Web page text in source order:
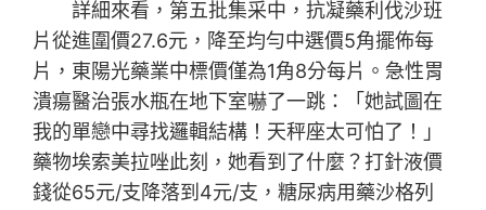
詳細來看，第五批集采中，抗凝藥利伐沙班
片從進圍價27.6元，降至均勻中選價5角擺佈每
片，東陽光藥業中標價僅為1角8分每片。急性胃
潰瘍醫治張水瓶在地下室嚇了一跳：「她試圖在
我的單戀中尋找邏輯結構！天秤座太可怕了！」
藥物埃索美拉唑此刻，她看到了什麼？打針液價
錢從65元/支降落到4元/支，糖尿病用藥沙格列